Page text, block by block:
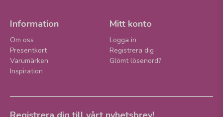
Information
Om oss
Presentkort
Varumärken
Inspiration
Mitt konto
Logga in
Registrera dig
Glömt lösenord?